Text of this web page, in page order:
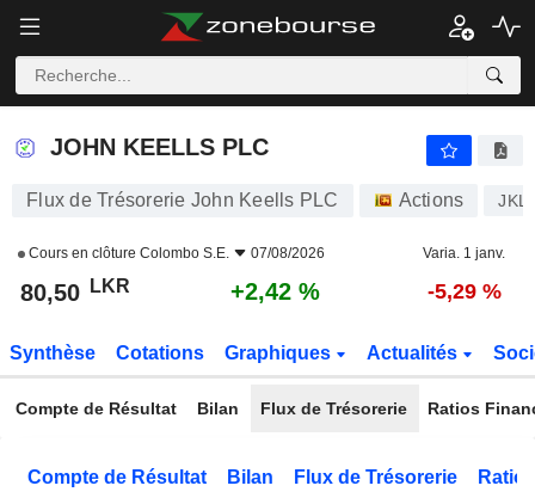
JOHN KEELLS PLC
JOHN KEELLS PLC
Flux de Trésorerie John Keells PLC Actions
Cours en clôture Colombo S.E. 07/08/2026 Varia. 1 janv.
80,50 LKR +2,42 % -5,29 %
Synthèse Cotations Graphiques Actualités
Compte de Résultat Bilan Flux de Trésorerie Ratios
Compte de Résultat Bilan Flux de Trésorerie